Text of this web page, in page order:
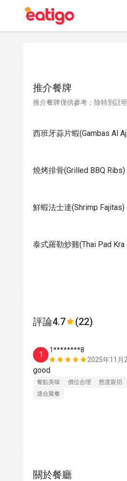
推介餐牌
推介餐牌僅供參考；除特別註
西班牙蒜片蝦(Gambas Al
燒烤排骨(Grilled BBQ Ribs)
鮮蝦法士達(Shrimp Fajitas)
泰式羅勒炒雞(Thai Pad Kra
評論4.7 (22)
1
1********8
2025年11月
good
餐點美味 價位合理 態度親切
適合聚餐
關於餐廳